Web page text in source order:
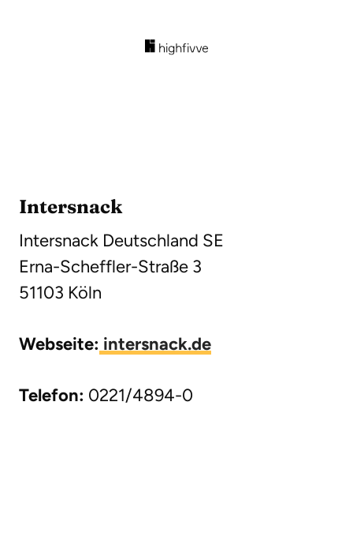
Intersnack
Intersnack Deutschland SE
Erna-Scheffler-Straße 3
51103 Köln
Webseite: intersnack.de
Telefon: 0221/4894-0